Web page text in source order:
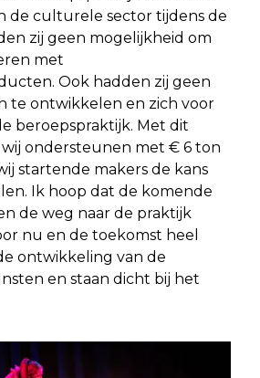
de culturele sector tijdens de
zij geen mogelijkheid om
met
Ook hadden zij geen
te ontwikkelen en zich voor
beroepspraktijk. Met dit
ondersteunen met € 6 ton
startende makers de kans
Ik hoop dat de komende
de weg naar de praktijk
nu en de toekomst heel
ontwikkeling van de
en staan dicht bij het